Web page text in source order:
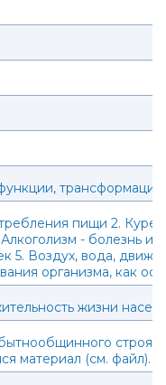
трансформация
пищи 2.
- болезнь
5. Воздух, вода,
организма, как
жизни
строя
материал (см. файл).